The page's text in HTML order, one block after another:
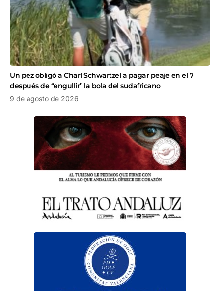
Un pez obligó a Charl Schwartzel a pagar peaje en el 7
después de “engullir” la bola del sudafricano
9 de agosto de 2026